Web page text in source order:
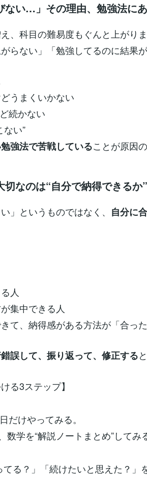
ない…」その理由、勉強法に
、科目の難易度もぐんと上がりま
らない」「勉強してるのに結果
うまくいかない
続かない
ない”
強法で苦戦していることが原因
なのは“自分で納得できるか”
」というものではなく、 自分に
人
集中できる人
て、納得感がある方法が「合っ
誤して、振り返って、修正する
る3ステップ】
けやってみる。
数学を“解説ノートまとめ”してみ
る？」「続けたいと思えた？」